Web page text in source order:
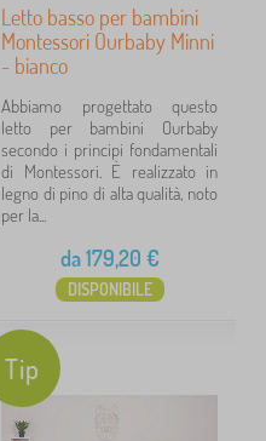
Letto basso per bambini
Montessori Ourbaby Minni
- bianco
Abbiamo progettato questo
letto per bambini Ourbaby
secondo i principi fondamentali
di Montessori. È realizzato in
legno di pino di alta qualità, noto
per la...
da179,20 €
DISPONIBILE
Tip